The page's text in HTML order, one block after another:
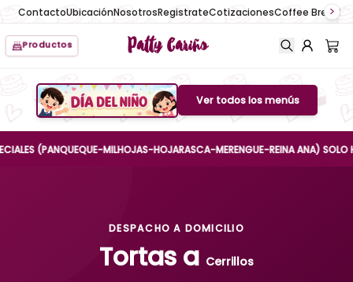
ContactoUbicaciónNosotrosRegistrateCotizacionesCoffee Break
Productos Patty Cariño
Boton de menu
Ver todos los menús
(PANQUEQUE-MILHOJAS-HOJARASCA-MERENGUE-REINA ANA) SOLO HASTA
DESPACHO A DOMICILIO
Tortas a Cerrillos